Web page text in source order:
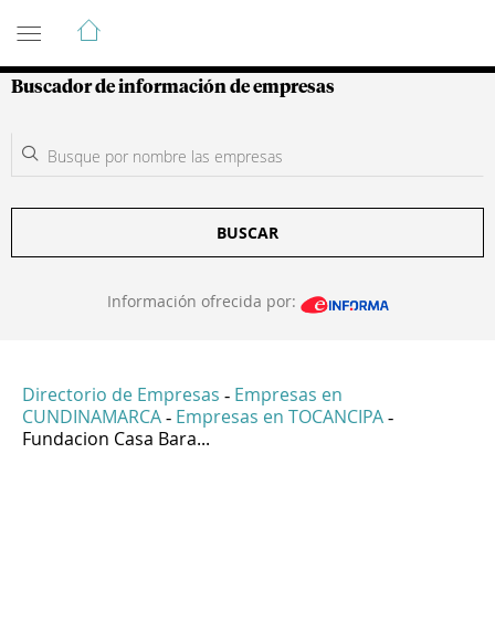
Guía de Empresas Colombianas
Buscador de información de empresas
BUSCAR
Información ofrecida por:
Directorio de Empresas - Empresas en
CUNDINAMARCA - Empresas en TOCANCIPA -
Fundacion Casa Bara...